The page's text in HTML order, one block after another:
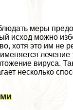
меры
исход можно
хотя это им не
лечение
вируса.
несколько